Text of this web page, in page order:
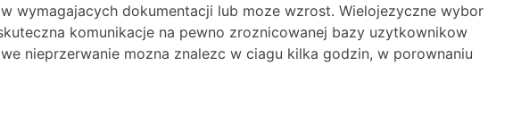
wymagajacych dokumentacji lub moze wzrost. Wielojezyczne wybor
komunikacje na pewno zroznicowanej bazy uzytkownikow
nieprzerwanie mozna znalezc w ciagu kilka godzin, w porownaniu